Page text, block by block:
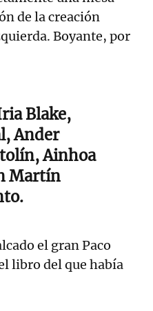
de la creación
Boyante, por
Blake,
Ander
Ainhoa
Martín
el gran Paco
libro del que había